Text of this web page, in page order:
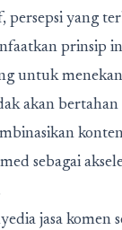
persepsi yang
prinsip
untuk
akan
sebagai
jasa komen